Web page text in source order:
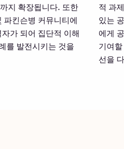
지 확장됩니다. 또한
파킨슨병 커뮤니티에
가 되어 집단적 이해
를 발전시키는 것을
적 과
있는
에게
기여
선을